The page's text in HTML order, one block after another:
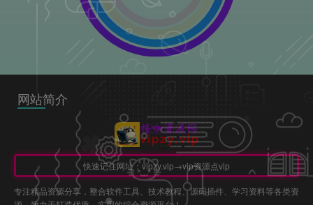
网站简介
快速记住网址：vipzy.vip→vip资源点vip
专注精品资源分享，整合软件工具、技术教程、源码插件、学习资料等各类资